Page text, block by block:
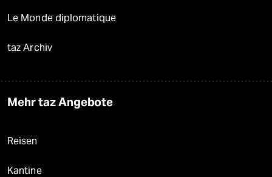
Le Monde diplomatique
taz Archiv
Mehr taz Angebote
Reisen
Kantine